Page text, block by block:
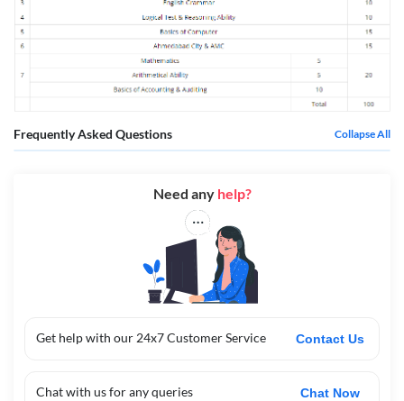
Frequently Asked Questions Collapse All
Get help with our 24x7 Customer Service Contact Us
Chat with us for any queries Chat Now
Need any help?